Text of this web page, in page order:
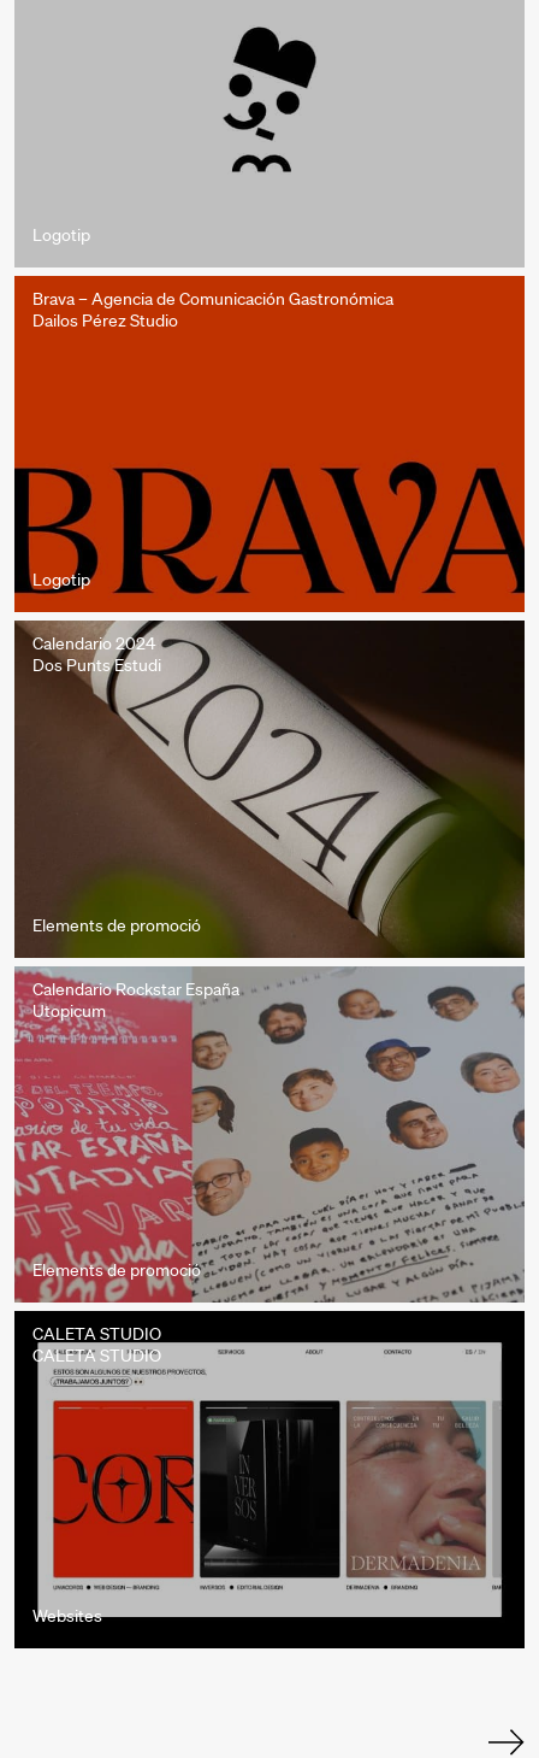
Logotip
Brava – Agencia de Comunicación Gastronómica
Dailos Pérez Studio
Logotip
Calendario 2024
Dos Punts Estudi
Elements de promoció
Calendario Rockstar España
Utopicum
Elements de promoció
CALETA STUDIO
CALETA STUDIO
Websites